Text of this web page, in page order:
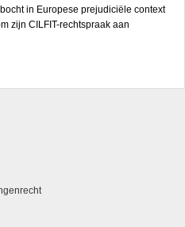
in Europese prejudiciële context
zijn CILFIT-rechtspraak aan